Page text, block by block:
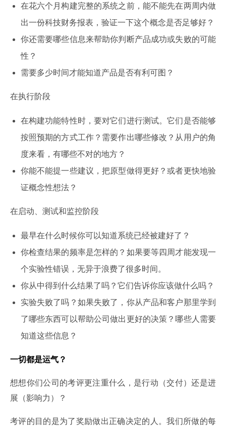
在花六个月构建完整的系统之前，能不能先在两周内做
出一份科技财务报表，验证一下这个概念是否足够好？
你还需要哪些信息来帮助你判断产品成功或失败的可能
性？
需要多少时间才能知道产品是否有利可图？
在执行阶段
在构建功能特性时，要对它们进行测试。它们是否能够
按照预期的方式工作？需要作出哪些修改？从用户的角
度来看，有哪些不对的地方？
你能不能提一些建议，把原型做得更好？或者更快地验
证概念性想法？
在启动、测试和监控阶段
最早在什么时候你可以知道系统已经被建好了？
你检查结果的频率是怎样的？如果要等四周才能发现一
个实验性错误，无异于浪费了很多时间。
你从中得到什么结果了吗？它们告诉你应该做什么吗？
实验失败了吗？如果失败了，你从产品和客户那里学到
了哪些东西可以帮助公司做出更好的决策？哪些人需要
知道这些信息？
一切都是运气？
想想你们公司的考评更注重什么，是行动（交付）还是进
展（影响力）？
考评的目的是为了奖励做出正确决定的人。我们所做的每